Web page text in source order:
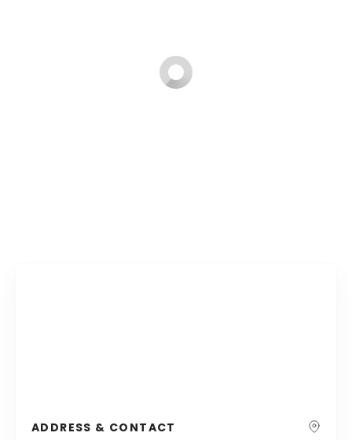
ADDRESS & CONTACT